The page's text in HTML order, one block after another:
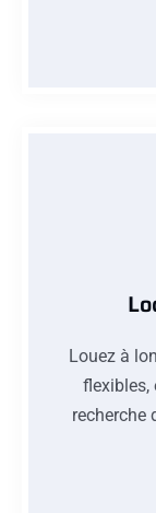
Louez à
flexibles,
recherche